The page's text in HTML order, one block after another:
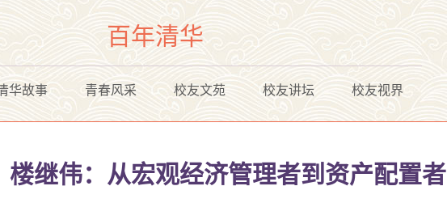
百年清华
华故事 青春风采 校友文苑 校友讲坛 校友视界
楼继伟：从宏观经济管理者到资产配置者